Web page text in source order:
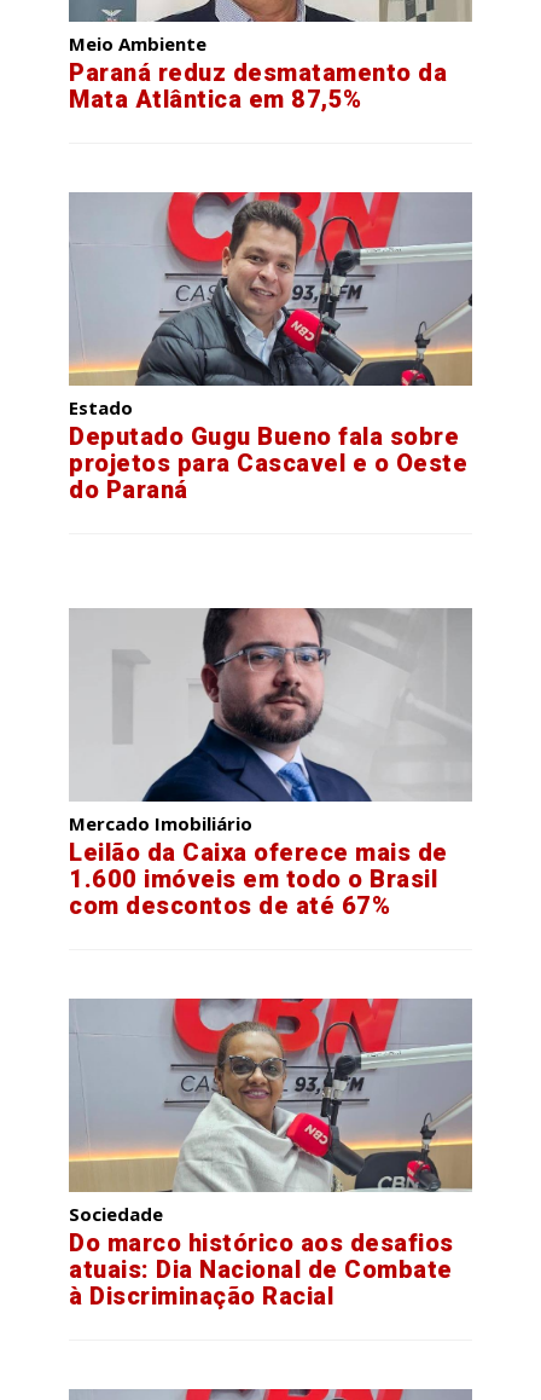
Meio Ambiente
Paraná reduz desmatamento da
Mata Atlântica em 87,5%
Estado
Deputado Gugu Bueno fala sobre
projetos para Cascavel e o Oeste
do Paraná
Mercado Imobiliário
Leilão da Caixa oferece mais de
1.600 imóveis em todo o Brasil
com descontos de até 67%
Sociedade
Do marco histórico aos desafios
atuais: Dia Nacional de Combate
à Discriminação Racial